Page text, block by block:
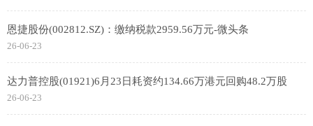
恩捷股份(002812.SZ)：缴纳税款2959.56万元-微头条
26-06-23
达力普控股(01921)6月23日耗资约134.66万港元回购48.2万股
26-06-23